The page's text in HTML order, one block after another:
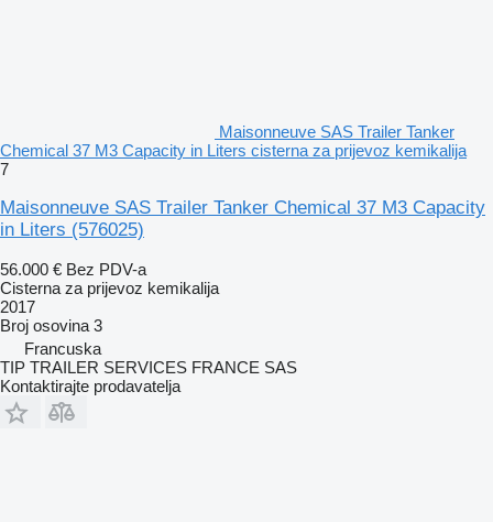
Maisonneuve SAS Trailer Tanker
Chemical 37 M3 Capacity in Liters cisterna za prijevoz kemikalija
7
Maisonneuve SAS Trailer Tanker Chemical 37 M3 Capacity
in Liters (576025)
56.000 € Bez PDV-a
Cisterna za prijevoz kemikalija
2017
Broj osovina 3
Francuska
TIP TRAILER SERVICES FRANCE SAS
Kontaktirajte prodavatelja